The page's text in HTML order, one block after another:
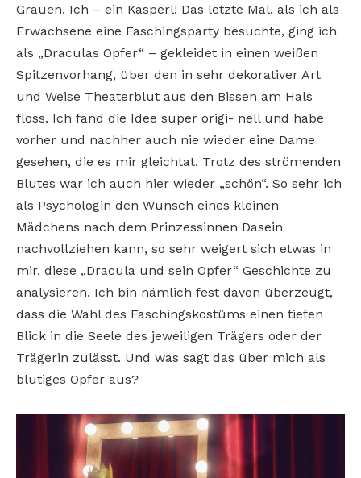
Grauen. Ich – ein Kasperl! Das letzte Mal, als ich als
Erwachsene eine Faschingsparty besuchte, ging ich
als „Draculas Opfer“ – gekleidet in einen weißen
Spitzenvorhang, über den in sehr dekorativer Art
und Weise Theaterblut aus den Bissen am Hals
floss. Ich fand die Idee super origi- nell und habe
vorher und nachher auch nie wieder eine Dame
gesehen, die es mir gleichtat. Trotz des strömenden
Blutes war ich auch hier wieder „schön“. So sehr ich
als Psychologin den Wunsch eines kleinen
Mädchens nach dem Prinzessinnen Dasein
nachvollziehen kann, so sehr weigert sich etwas in
mir, diese „Dracula und sein Opfer“ Geschichte zu
analysieren. Ich bin nämlich fest davon überzeugt,
dass die Wahl des Faschingskostüms einen tiefen
Blick in die Seele des jeweiligen Trägers oder der
Trägerin zulässt. Und was sagt das über mich als
blutiges Opfer aus?